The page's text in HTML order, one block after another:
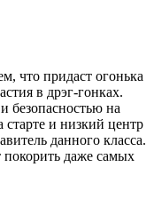
что придаст огонька
в дрэг-гонках.
безопасностью на
старте и низкий центр
данного класса.
даже самых